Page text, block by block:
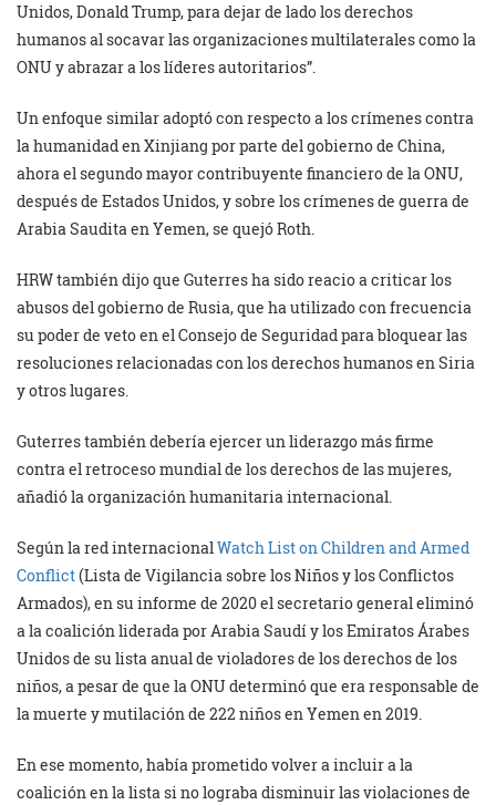
Unidos, Donald Trump, para dejar de lado los derechos
humanos al socavar las organizaciones multilaterales como la
ONU y abrazar a los líderes autoritarios”.
Un enfoque similar adoptó con respecto a los crímenes contra
la humanidad en Xinjiang por parte del gobierno de China,
ahora el segundo mayor contribuyente financiero de la ONU,
después de Estados Unidos, y sobre los crímenes de guerra de
Arabia Saudita en Yemen, se quejó Roth.
HRW también dijo que Guterres ha sido reacio a criticar los
abusos del gobierno de Rusia, que ha utilizado con frecuencia
su poder de veto en el Consejo de Seguridad para bloquear las
resoluciones relacionadas con los derechos humanos en Siria
y otros lugares.
Guterres también debería ejercer un liderazgo más firme
contra el retroceso mundial de los derechos de las mujeres,
añadió la organización humanitaria internacional.
Según la red internacionalWatch List on Children and Armed
Conflict(Lista de Vigilancia sobre los Niños y los Conflictos
Armados), en su informe de 2020 el secretario general eliminó
a la coalición liderada por Arabia Saudí y los Emiratos Árabes
Unidos de su lista anual de violadores de los derechos de los
niños, a pesar de que la ONU determinó que era responsable de
la muerte y mutilación de 222 niños en Yemen en 2019.
En ese momento, había prometido volver a incluir a la
coalición en la lista si no lograba disminuir las violaciones de